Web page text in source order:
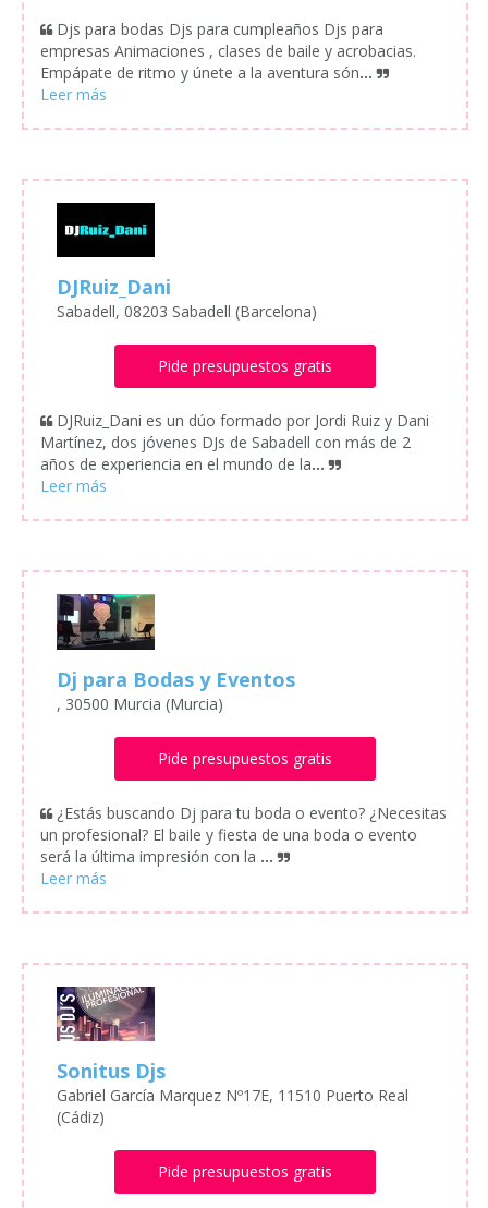
Djs para bodas Djs para cumpleaños Djs para
empresas Animaciones , clases de baile y acrobacias.
Empápate de ritmo y únete a la aventura són...
DJRuiz_Dani
Sabadell, 08203 Sabadell (Barcelona)
Pide presupuestos gratis
DJRuiz_Dani es un dúo formado por Jordi Ruiz y Dani
Martínez, dos jóvenes DJs de Sabadell con más de 2
años de experiencia en el mundo de la...
Dj para Bodas y Eventos
, 30500 Murcia (Murcia)
Pide presupuestos gratis
¿Estás buscando Dj para tu boda o evento? ¿Necesitas
un profesional? El baile y fiesta de una boda o evento
será la última impresión con la ...
Sonitus Djs
Gabriel García Marquez Nº17E, 11510 Puerto Real
(Cádiz)
Pide presupuestos gratis